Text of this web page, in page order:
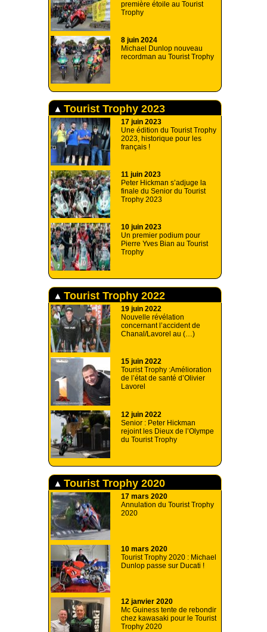
première étoile au Tourist
Trophy
8 juin 2024
Michael Dunlop nouveau
recordman au Tourist Trophy
Tourist Trophy 2023
17 juin 2023
Une édition du Tourist Trophy
2023, historique pour les
français !
11 juin 2023
Peter Hickman s’adjuge la
finale du Senior du Tourist
Trophy 2023
10 juin 2023
Un premier podium pour
Pierre Yves Bian au Tourist
Trophy
Tourist Trophy 2022
19 juin 2022
Nouvelle révélation
concernant l’accident de
Chanal/Lavorel au (…)
15 juin 2022
Tourist Trophy :Amélioration
de l’état de santé d’Olivier
Lavorel
12 juin 2022
Senior : Peter Hickman
rejoint les Dieux de l’Olympe
du Tourist Trophy
Tourist Trophy 2020
17 mars 2020
Annulation du Tourist Trophy
2020
10 mars 2020
Tourist Trophy 2020 : Michael
Dunlop passe sur Ducati !
12 janvier 2020
Mc Guiness tente de rebondir
chez kawasaki pour le Tourist
Trophy 2020